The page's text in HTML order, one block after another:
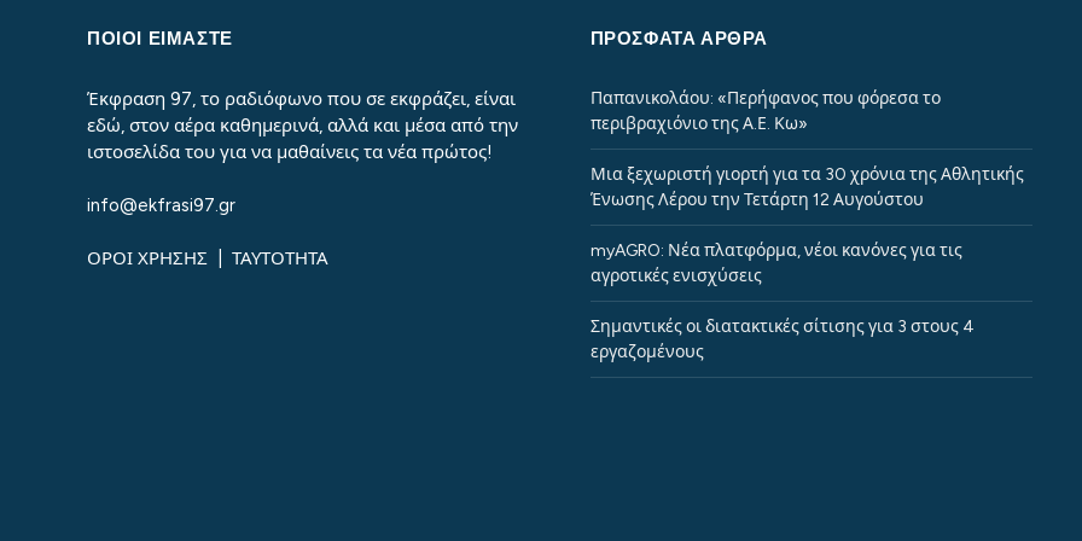
ΠΟΙΟΙ ΕΙΜΑΣΤΕ
Έκφραση 97, το ραδιόφωνο που σε εκφράζει, είναι
εδώ, στον αέρα καθημερινά, αλλά και μέσα από την
ιστοσελίδα του για να μαθαίνεις τα νέα πρώτος!
info@ekfrasi97.gr
ΟΡΟΙ ΧΡΗΣΗΣ ΤΑΥΤΟΤΗΤΑ
ΠΡΌΣΦΑΤΑ ΆΡΘΡΑ
Παπανικολάου: «Περήφανος που φόρεσα το
περιβραχιόνιο της Α.Ε. Κω»
Μια ξεχωριστή γιορτή για τα 30 χρόνια της Αθλητικής
Ένωσης Λέρου την Τετάρτη 12 Αυγούστου
myAGRO: Νέα πλατφόρμα, νέοι κανόνες για τις
αγροτικές ενισχύσεις
Σημαντικές οι διατακτικές σίτισης για 3 στους 4
εργαζομένους